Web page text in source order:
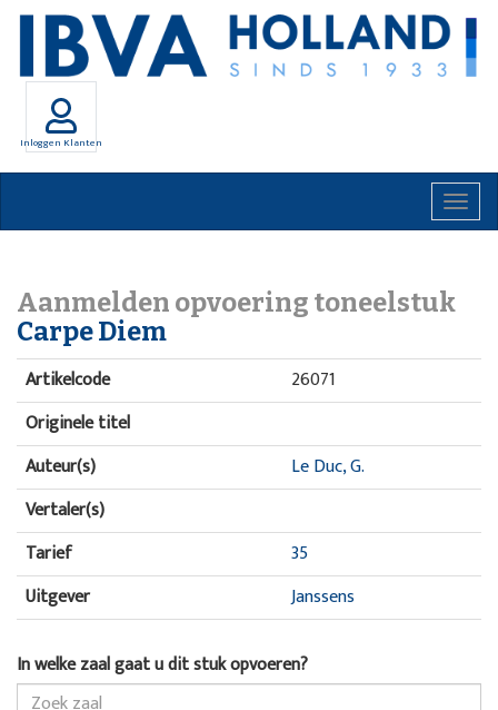
Inloggen Klanten
Aanmelden opvoering toneelstuk
Carpe Diem
Artikelcode
26071
Originele titel
Auteur(s)
Le Duc, G.
Vertaler(s)
Tarief
35
Uitgever
Janssens
In welke zaal gaat u dit stuk opvoeren?